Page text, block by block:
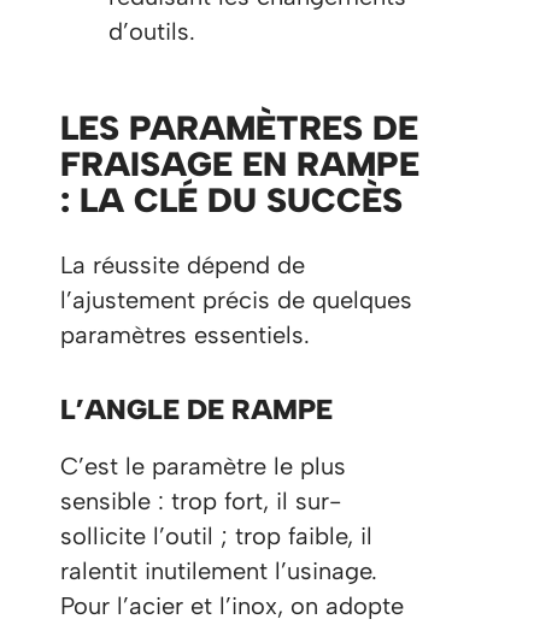
d’outils.
LES PARAMÈTRES DE
FRAISAGE EN RAMPE
: LA CLÉ DU SUCCÈS
La réussite dépend de
l’ajustement précis de quelques
paramètres essentiels.
L’ANGLE DE RAMPE
C’est le paramètre le plus
sensible : trop fort, il sur-
sollicite l’outil ; trop faible, il
ralentit inutilement l’usinage.
Pour l’acier et l’inox, on adopte